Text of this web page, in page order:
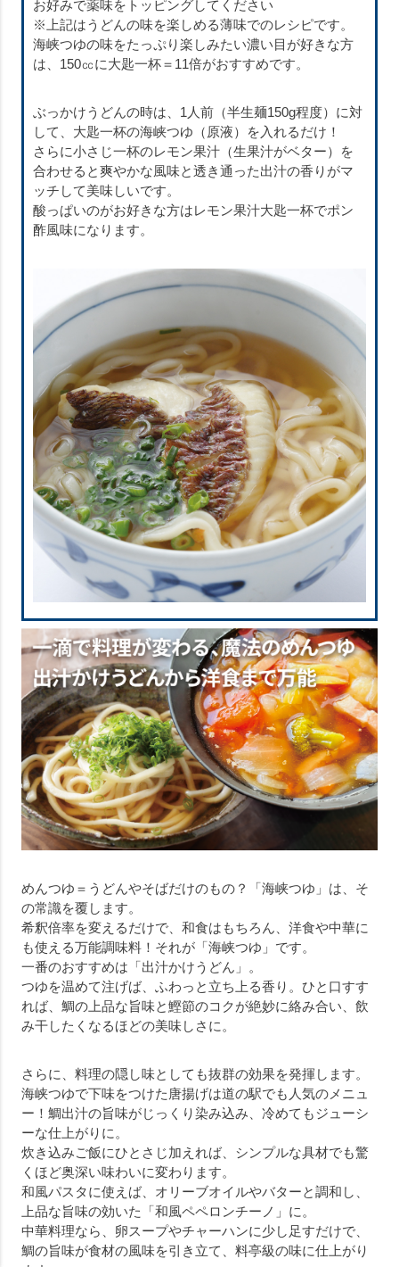
お好みで薬味をトッピングしてください
※上記はうどんの味を楽しめる薄味でのレシピです。
海峡つゆの味をたっぷり楽しみたい濃い目が好きな方
は、150㏄に大匙一杯＝11倍がおすすめです。
ぶっかけうどんの時は、1人前（半生麺150g程度）に対
して、大匙一杯の海峡つゆ（原液）を入れるだけ！
さらに小さじ一杯のレモン果汁（生果汁がベター）を
合わせると爽やかな風味と透き通った出汁の香りがマ
ッチして美味しいです。
酸っぱいのがお好きな方はレモン果汁大匙一杯でポン
酢風味になります。
めんつゆ＝うどんやそばだけのもの？「海峡つゆ」は、そ
の常識を覆します。
希釈倍率を変えるだけで、和食はもちろん、洋食や中華に
も使える万能調味料！それが「海峡つゆ」です。
一番のおすすめは「出汁かけうどん」。
つゆを温めて注げば、ふわっと立ち上る香り。ひと口すす
れば、鯛の上品な旨味と鰹節のコクが絶妙に絡み合い、飲
み干したくなるほどの美味しさに。
さらに、料理の隠し味としても抜群の効果を発揮します。
海峡つゆで下味をつけた唐揚げは道の駅でも人気のメニュ
ー！鯛出汁の旨味がじっくり染み込み、冷めてもジューシ
ーな仕上がりに。
炊き込みご飯にひとさじ加えれば、シンプルな具材でも驚
くほど奥深い味わいに変わります。
和風パスタに使えば、オリーブオイルやバターと調和し、
上品な旨味の効いた「和風ペペロンチーノ」に。
中華料理なら、卵スープやチャーハンに少し足すだけで、
鯛の旨味が食材の風味を引き立て、料亭級の味に仕上がり